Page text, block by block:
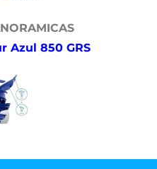
Azul 850 GRS